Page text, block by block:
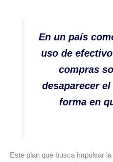
En un país
uso de
compras
desaparecer
forma en
Este plan que busca impulsar